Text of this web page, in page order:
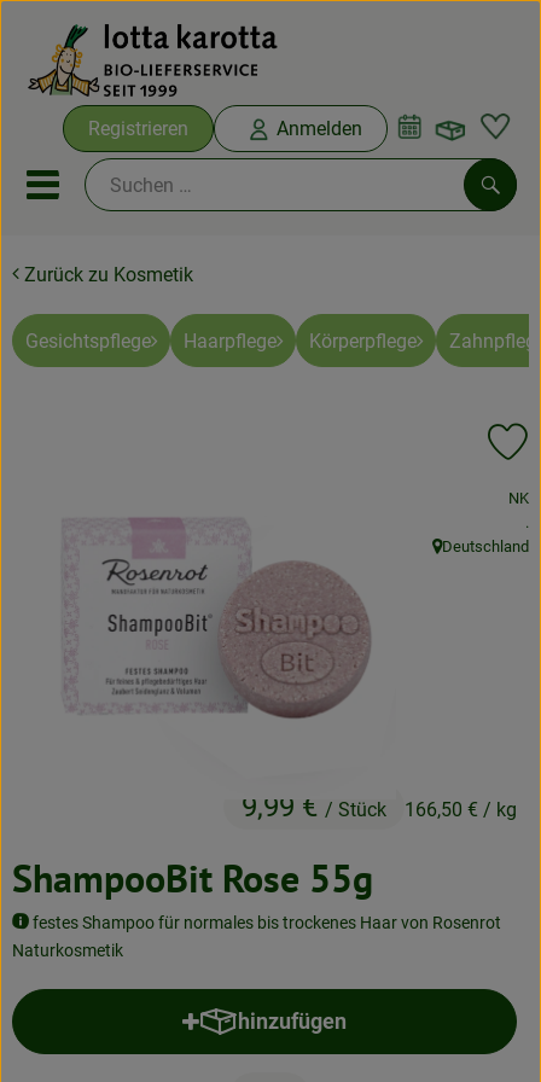
Registrieren Anmelden
Mobiles Menu öffnen oder
Ökokisten
Bio-Kochboxen
Neues & Angebote
Obst & Gemüse
So gehts
Zurück zu Kosmetik
Gesichtspflege Haarpflege Körperpflege
ShampooBit Rose 55g
festes Shampoo für normales bis trockenes Haar von Rosenrot
Naturkosmetik
9,99 € / Stück 166,50 € / kg
, Verband:
NK
,
.
, Herkunft:
Deutschland
hinzufügen
Produkt zum Warenkorb